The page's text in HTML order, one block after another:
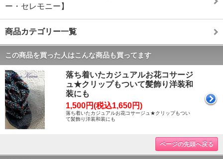
ー・セレモニー】
商品カテゴリー一覧
この商品を買った人はこんな商品も買ってます
落ち着いたカジュアルお花コサージ
ュ★クリップもついて髪飾り洋装和
装にも
1,500円(税込1,650円)
落ち着いたカジュアルお花コサージュ★クリップもつい
て髪飾り洋装和装にも
ページの先頭へ戻る